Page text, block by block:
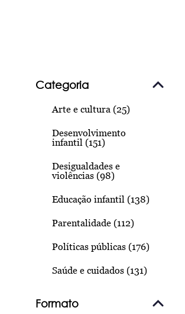
Categoria
Arte e cultura (25)
Desenvolvimento
infantil (151)
Desigualdades e
violências (98)
Educação infantil (138)
Parentalidade (112)
Políticas públicas (176)
Saúde e cuidados (131)
Formato